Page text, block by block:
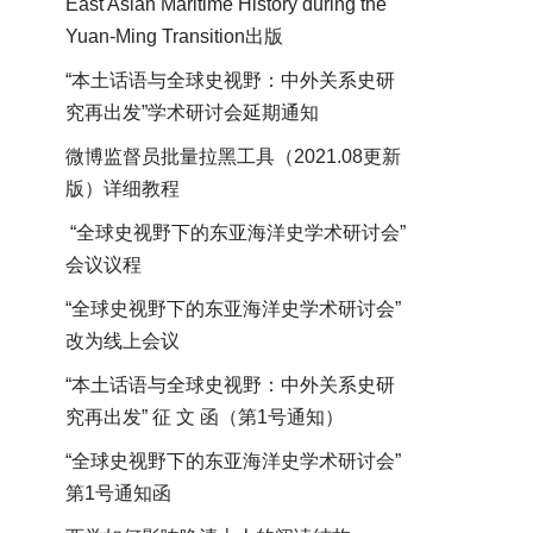
East Asian Maritime History during the
Yuan-Ming Transition出版
“本土话语与全球史视野：中外关系史研
究再出发”学术研讨会延期通知
微博监督员批量拉黑工具（2021.08更新
版）详细教程
“全球史视野下的东亚海洋史学术研讨会”
会议议程
“全球史视野下的东亚海洋史学术研讨会”
改为线上会议
“本土话语与全球史视野：中外关系史研
究再出发” 征 文 函（第1号通知）
“全球史视野下的东亚海洋史学术研讨会”
第1号通知函